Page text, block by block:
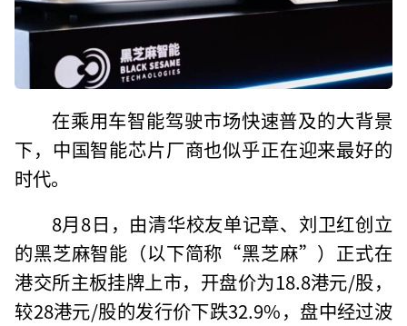
在乘用车智能驾驶市场快速普及的大背景
下，中国智能芯片厂商也似乎正在迎来最好的
时代。
8月8日，由清华校友单记章、刘卫红创立
的黑芝麻智能（以下简称“黑芝麻”）正式在
港交所主板挂牌上市，开盘价为18.8港元/股，
较28港元/股的发行价下跌32.9%，盘中经过波